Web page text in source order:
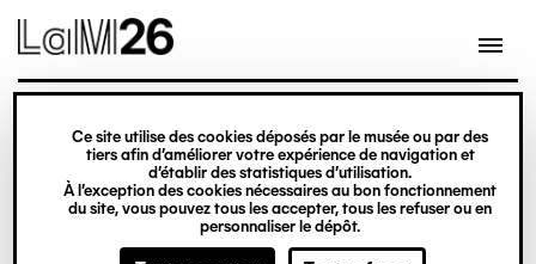
Gestion des cookies
Ce site utilise des cookies déposés par le musée ou par des
tiers afin d’améliorer votre expérience de navigation et
d’établir des statistiques d’utilisation.
À l’exception des cookies nécessaires au bon fonctionnement
du site, vous pouvez tous les accepter, tous les refuser ou en
personnaliser le dépôt.
contenu